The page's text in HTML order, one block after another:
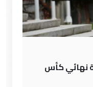
نهائي كأس